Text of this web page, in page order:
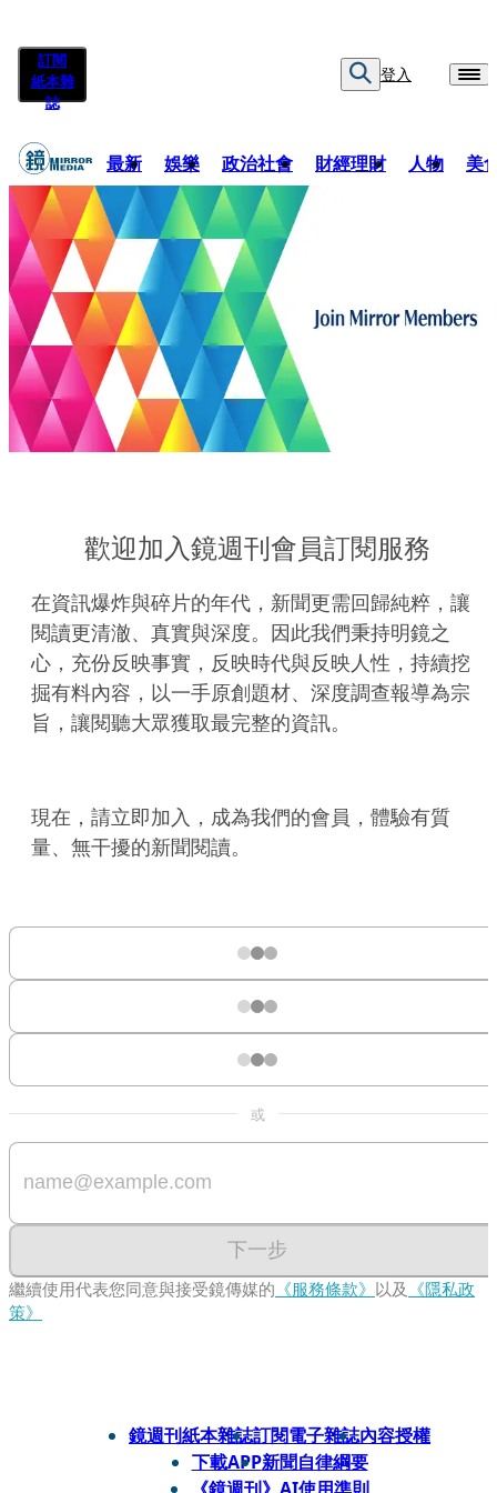
訂閱
紙本雜
誌
登入
最新 娛樂 政治社會 財經理財 人物 美
歡迎加入鏡週刊會員訂閱服務
在資訊爆炸與碎片的年代，新聞更需回歸純粹，讓
閱讀更清澈、真實與深度。因此我們秉持明鏡之
心，充份反映事實，反映時代與反映人性，持續挖
掘有料內容，以一手原創題材、深度調查報導為宗
旨，讓閱聽大眾獲取最完整的資訊。
現在，請立即加入，成為我們的會員，體驗有質
量、無干擾的新聞閱讀。
或
下一步
繼續使用代表您同意與接受鏡傳媒的 《服務條款》 以及 《隱私政
策》
鏡週刊紙本雜誌訂閱電子雜誌內容授權
下載APP新聞自律綱要